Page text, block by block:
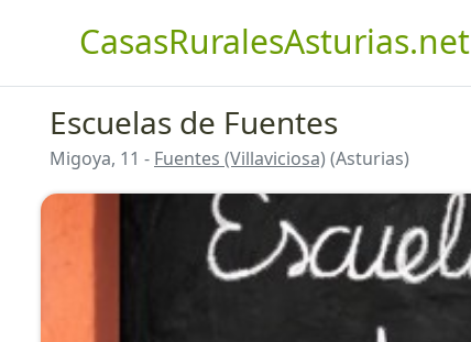
CasasRuralesAsturias.net
Escuelas de Fuentes
Migoya, 11 - Fuentes (Villaviciosa) (Asturias)